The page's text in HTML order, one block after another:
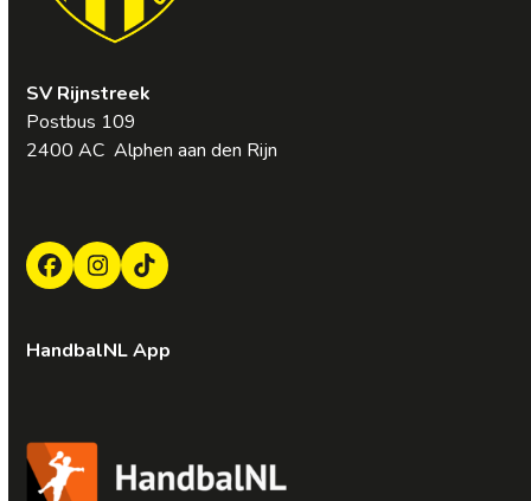
SV Rijnstreek
Postbus 109
2400 AC Alphen aan den Rijn
Facebook
Instagram
Tiktok
HandbalNL App